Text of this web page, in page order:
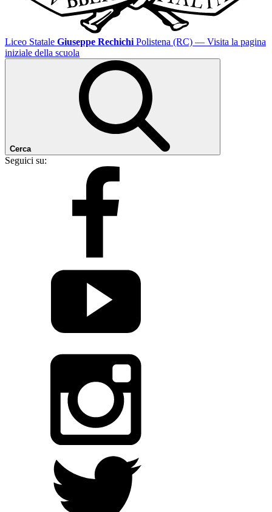
Liceo Statale Giuseppe Rechichi Polistena (RC) — Visita la pagina
iniziale della scuola
Cerca
Seguici su: